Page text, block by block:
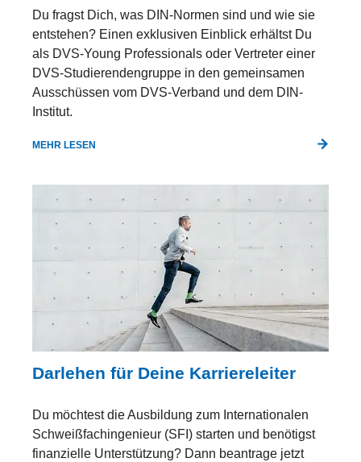
Du fragst Dich, was DIN-Normen sind und wie sie
entstehen? Einen exklusiven Einblick erhältst Du
als DVS-Young Professionals oder Vertreter einer
DVS-Studierendengruppe in den gemeinsamen
Ausschüssen vom DVS-Verband und dem DIN-
Institut.
MEHR LESEN
Darlehen für Deine Karriereleiter
Du möchtest die Ausbildung zum Internationalen
Schweißfachingenieur (SFI) starten und benötigst
finanzielle Unterstützung? Dann beantrage jetzt